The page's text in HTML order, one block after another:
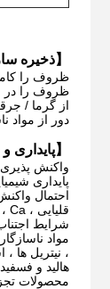
【ذخیره
ظروف را
ظروف را در
از گرما /
دور از مواد
【پایداری
واکنش
پایداری
احتمال
قلیایی ، Na ، Ca و غیره) باعث واکنش می شود و هیدروژن آزاد می کند.
شرایط
مواد
، نیتریل ها
هالید و فسفید
محصولات